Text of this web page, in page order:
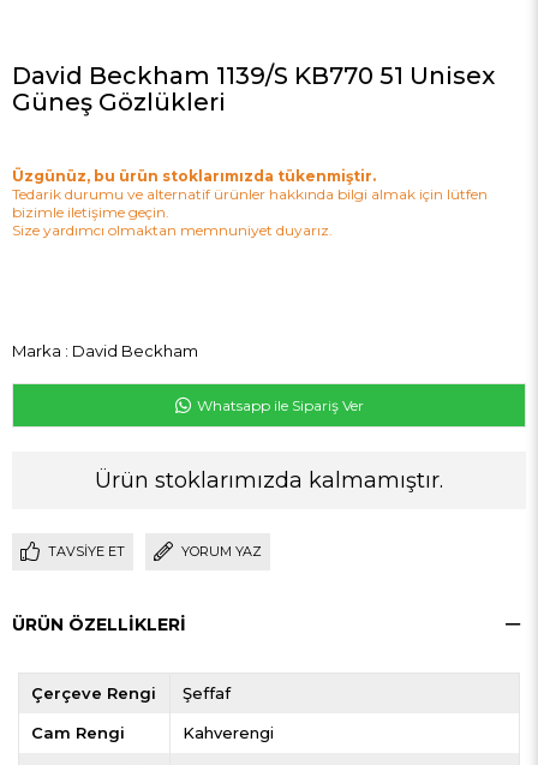
David Beckham 1139/S KB770 51 Unisex
Güneş Gözlükleri
Üzgünüz, bu ürün stoklarımızda tükenmiştir.
Tedarik durumu ve alternatif ürünler hakkında bilgi almak için lütfen
bizimle iletişime geçin.
Size yardımcı olmaktan memnuniyet duyarız.
Marka : David Beckham
Whatsapp ile Sipariş Ver
Ürün stoklarımızda kalmamıştır.
TAVSIYE ET YORUM YAZ
ÜRÜN ÖZELLIKLERI
Çerçeve Rengi Şeffaf
Cam Rengi Kahverengi